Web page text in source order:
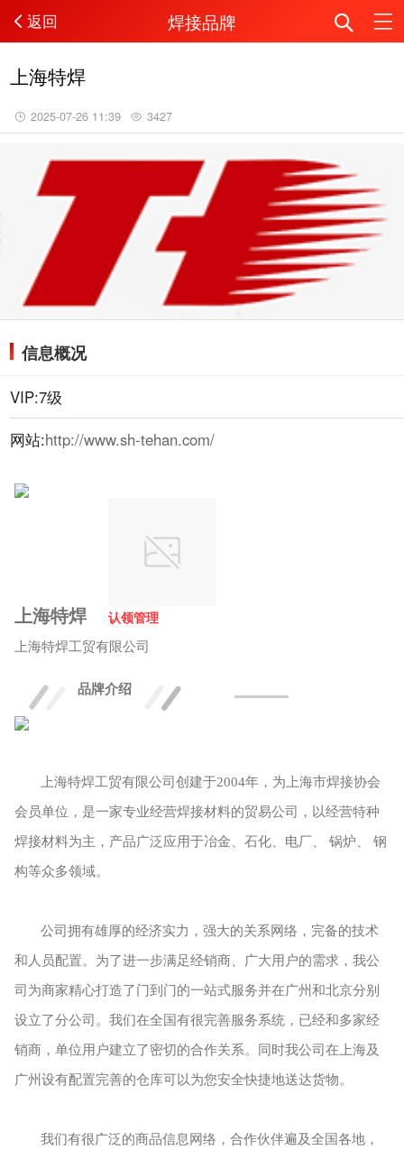
返回 焊接品牌
上海特焊
2025-07-26 11:39 3427
信息概况
VIP:7级
网站:http://www.sh-tehan.com/
上海特焊 认领管理
上海特焊工贸有限公司
品牌介绍
上海特焊工贸有限公司创建于2004年，为上海市焊接协会
会员单位，是一家专业经营焊接材料的贸易公司，以经营特种
焊接材料为主，产品广泛应用于冶金、石化、电厂、 锅炉、 钢
构等众多领域。
公司拥有雄厚的经济实力，强大的关系网络，完备的技术
和人员配置。为了进一步满足经销商、广大用户的需求，我公
司为商家精心打造了门到门的一站式服务并在广州和北京分别
设立了分公司。我们在全国有很完善服务系统，已经和多家经
销商，单位用户建立了密切的合作关系。同时我公司在上海及
广州设有配置完善的仓库可以为您安全快捷地送达货物。
我们有很广泛的商品信息网络，合作伙伴遍及全国各地，